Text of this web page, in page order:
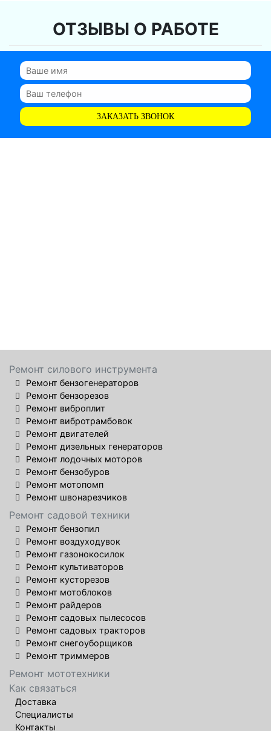
ОТЗЫВЫ О РАБОТЕ
ЗАКАЗАТЬ ЗВОНОК
Ремонт силового инструмента
Ремонт бензогенераторов
Ремонт бензорезов
Ремонт виброплит
Ремонт вибротрамбовок
Ремонт двигателей
Ремонт дизельных генераторов
Ремонт лодочных моторов
Ремонт бензобуров
Ремонт мотопомп
Ремонт швонарезчиков
Ремонт садовой техники
Ремонт бензопил
Ремонт воздуходувок
Ремонт газонокосилок
Ремонт культиваторов
Ремонт кусторезов
Ремонт мотоблоков
Ремонт райдеров
Ремонт садовых пылесосов
Ремонт садовых тракторов
Ремонт снегоуборщиков
Ремонт триммеров
Ремонт мототехники
Как связаться
Доставка
Специалисты
Контакты